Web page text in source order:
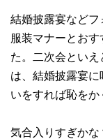
結婚披露宴などフ
服装マナーとお
た。二次会とい
は、結婚披露宴
いをすれば恥をか
気合入りすぎか